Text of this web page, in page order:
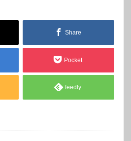
Share
Pocket
feedly